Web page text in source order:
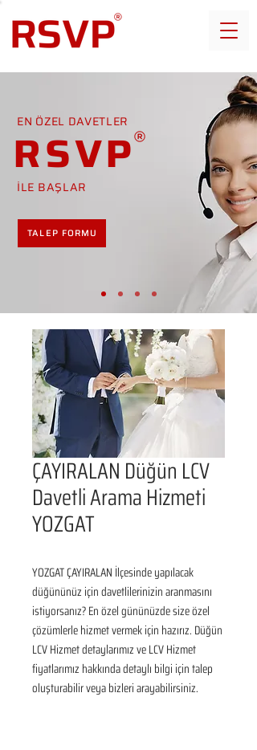
EN ÖZEL DAVETLER
RSVP
İLE BAŞLAR
TALEP FORMU
ÇAYIRALAN Düğün LCV
Davetli Arama Hizmeti
YOZGAT
YOZGAT ÇAYIRALAN İlçesinde yapılacak
düğününüz için davetlilerinizin aranmasını
istiyorsanız? En özel gününüzde size özel
çözümlerle hizmet vermek için hazırız. Düğün
LCV Hizmet detaylarımız ve LCV Hizmet
fiyatlarımız hakkında detaylı bilgi için talep
oluşturabilir veya bizleri arayabilirsiniz.